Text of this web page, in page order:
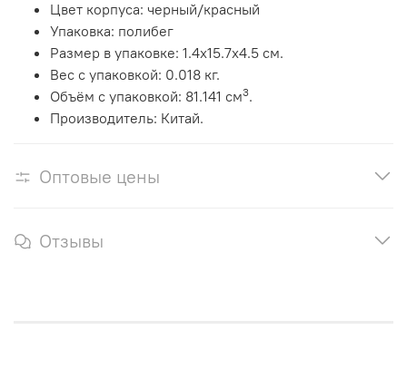
Цвет корпуса: черный/красный
Упаковка: полибег
Размер в упаковке: 1.4x15.7x4.5 см.
Вес с упаковкой: 0.018 кг.
Объём с упаковкой: 81.141 см3.
Производитель: Китай.
Оптовые цены
Отзывы